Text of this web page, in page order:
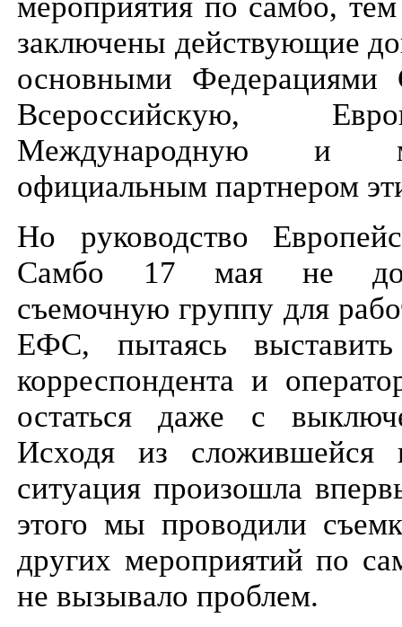
заключены действующие
основными Федерациями
Всероссийскую,
Международную и
официальным партнером
Но руководство
Самбо 17 мая не
съемочную группу для
ЕФС, пытаясь
корреспондента и
остаться даже с
Исходя из сложившейся
ситуация произошла
этого мы проводили
других мероприятий по
не вызывало проблем.